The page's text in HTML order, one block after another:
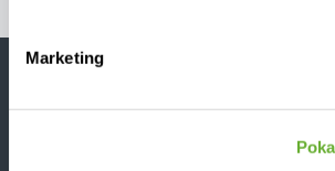
Marketing
Chcesz jako pierwszy dowiedzieć